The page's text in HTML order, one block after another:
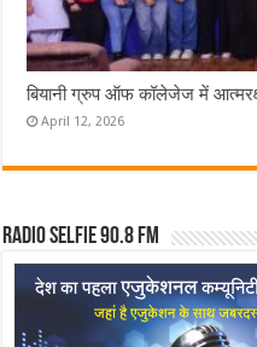
बियानी ग्रुप ऑफ कॉलेजेज में
April 12, 2026
Radio Selfie 90.8 FM